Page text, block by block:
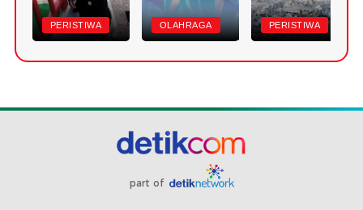
PERISTIWA OLAHRAGA PERISTIWA
part of